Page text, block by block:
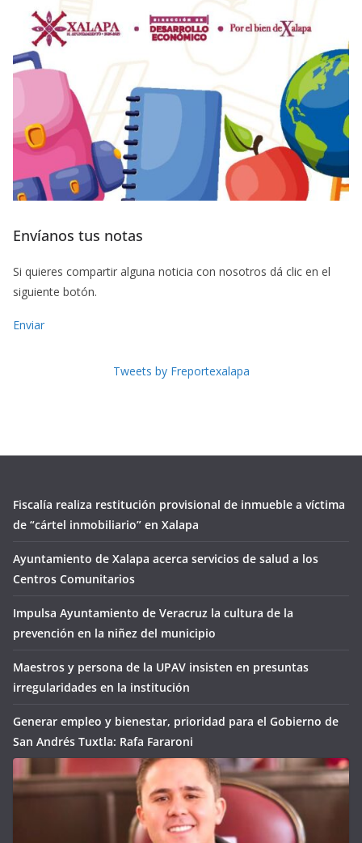
Envíanos tus notas
Si quieres compartir alguna noticia con nosotros dá clic en el
siguiente botón.
Enviar
Tweets by Freportexalapa
Fiscalía realiza restitución provisional de inmueble a víctima
de “cártel inmobiliario” en Xalapa
Ayuntamiento de Xalapa acerca servicios de salud a los
Centros Comunitarios
Impulsa Ayuntamiento de Veracruz la cultura de la
prevención en la niñez del municipio
Maestros y persona de la UPAV insisten en presuntas
irregularidades en la institución
Generar empleo y bienestar, prioridad para el Gobierno de
San Andrés Tuxtla: Rafa Fararoni